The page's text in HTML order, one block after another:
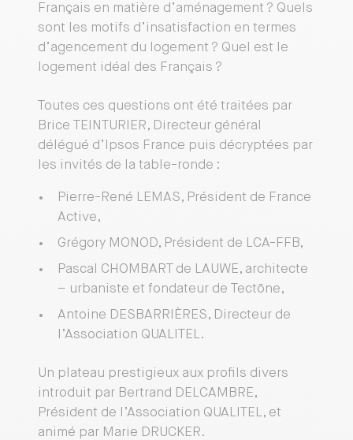
Français en matière d’aménagement ? Quels
sont les motifs d’insatisfaction en termes
d’agencement du logement ? Quel est le
logement idéal des Français ?
Toutes ces questions ont été traitées par
Brice TEINTURIER, Directeur général
délégué d’Ipsos France puis décryptées par
les invités de la table-ronde :
Pierre-René LEMAS, Président de France
Active,
Grégory MONOD, Président de LCA-FFB,
Pascal CHOMBART de LAUWE, architecte
– urbaniste et fondateur de Tectōne,
Antoine DESBARRIÈRES, Directeur de
l’Association QUALITEL.
Un plateau prestigieux aux profils divers
introduit par Bertrand DELCAMBRE,
Président de l’Association QUALITEL, et
animé par Marie DRUCKER.